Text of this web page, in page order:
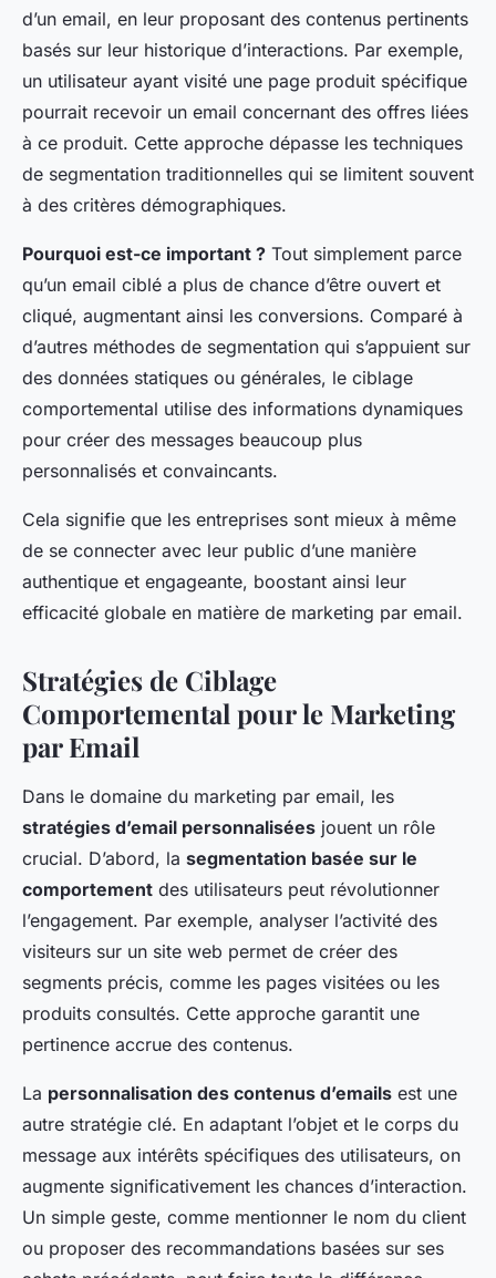
d’un email, en leur proposant des contenus pertinents
basés sur leur historique d’interactions. Par exemple,
un utilisateur ayant visité une page produit spécifique
pourrait recevoir un email concernant des offres liées
à ce produit. Cette approche dépasse les techniques
de segmentation traditionnelles qui se limitent souvent
à des critères démographiques.
Pourquoi est-ce important ? Tout simplement parce
qu’un email ciblé a plus de chance d’être ouvert et
cliqué, augmentant ainsi les conversions. Comparé à
d’autres méthodes de segmentation qui s’appuient sur
des données statiques ou générales, le ciblage
comportemental utilise des informations dynamiques
pour créer des messages beaucoup plus
personnalisés et convaincants.
Cela signifie que les entreprises sont mieux à même
de se connecter avec leur public d’une manière
authentique et engageante, boostant ainsi leur
efficacité globale en matière de marketing par email.
Stratégies de Ciblage
Comportemental pour le Marketing
par Email
Dans le domaine du marketing par email, les
stratégies d’email personnalisées jouent un rôle
crucial. D’abord, la segmentation basée sur le
comportement des utilisateurs peut révolutionner
l’engagement. Par exemple, analyser l’activité des
visiteurs sur un site web permet de créer des
segments précis, comme les pages visitées ou les
produits consultés. Cette approche garantit une
pertinence accrue des contenus.
La personnalisation des contenus d’emails est une
autre stratégie clé. En adaptant l’objet et le corps du
message aux intérêts spécifiques des utilisateurs, on
augmente significativement les chances d’interaction.
Un simple geste, comme mentionner le nom du client
ou proposer des recommandations basées sur ses